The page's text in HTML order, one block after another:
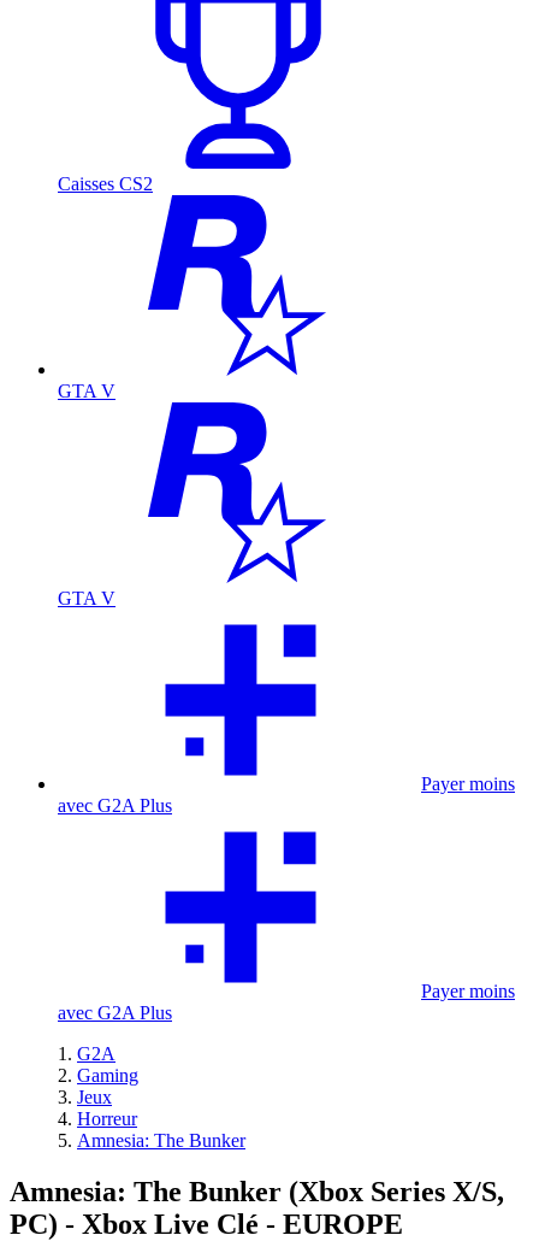
Caisses CS2
GTA V
GTA V
Payer moins
avec G2A Plus
Payer moins
avec G2A Plus
G2A
Gaming
Jeux
Horreur
Amnesia: The Bunker
Amnesia: The Bunker (Xbox Series X/S,
PC) - Xbox Live Clé - EUROPE